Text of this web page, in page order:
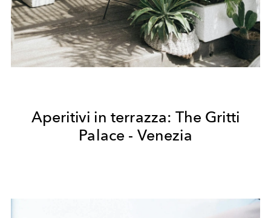
Aperitivi in terrazza: The Gritti
Palace - Venezia